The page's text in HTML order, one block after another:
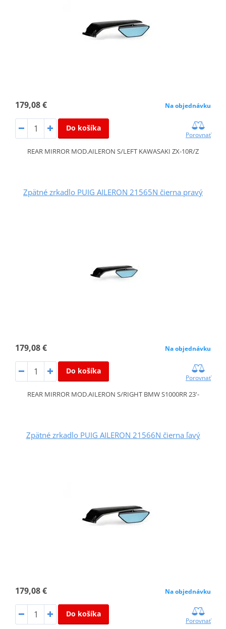
179,08 € Na objednávku
Do košíka
Porovnať
REAR MIRROR MOD.AILERON S/LEFT KAWASAKI ZX-10R/Z
Zpätné zrkadlo PUIG AILERON 21565N čierna pravý
179,08 € Na objednávku
Do košíka
Porovnať
REAR MIRROR MOD.AILERON S/RIGHT BMW S1000RR 23'-
Zpätné zrkadlo PUIG AILERON 21566N čierna ľavý
179,08 € Na objednávku
Do košíka
Porovnať